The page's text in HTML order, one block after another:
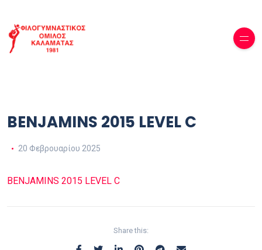
BENJAMINS 2015 LEVEL C
20 Φεβρουαρίου 2025
BENJAMINS 2015 LEVEL C
Share this: